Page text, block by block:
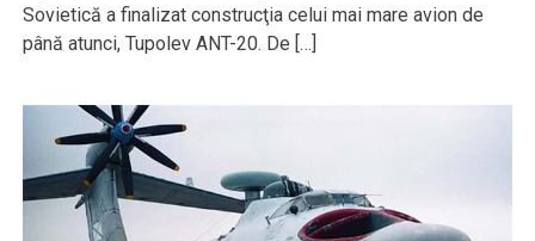
Sovietică a finalizat construcţia celui mai mare avion de
până atunci, Tupolev ANT-20. De […]